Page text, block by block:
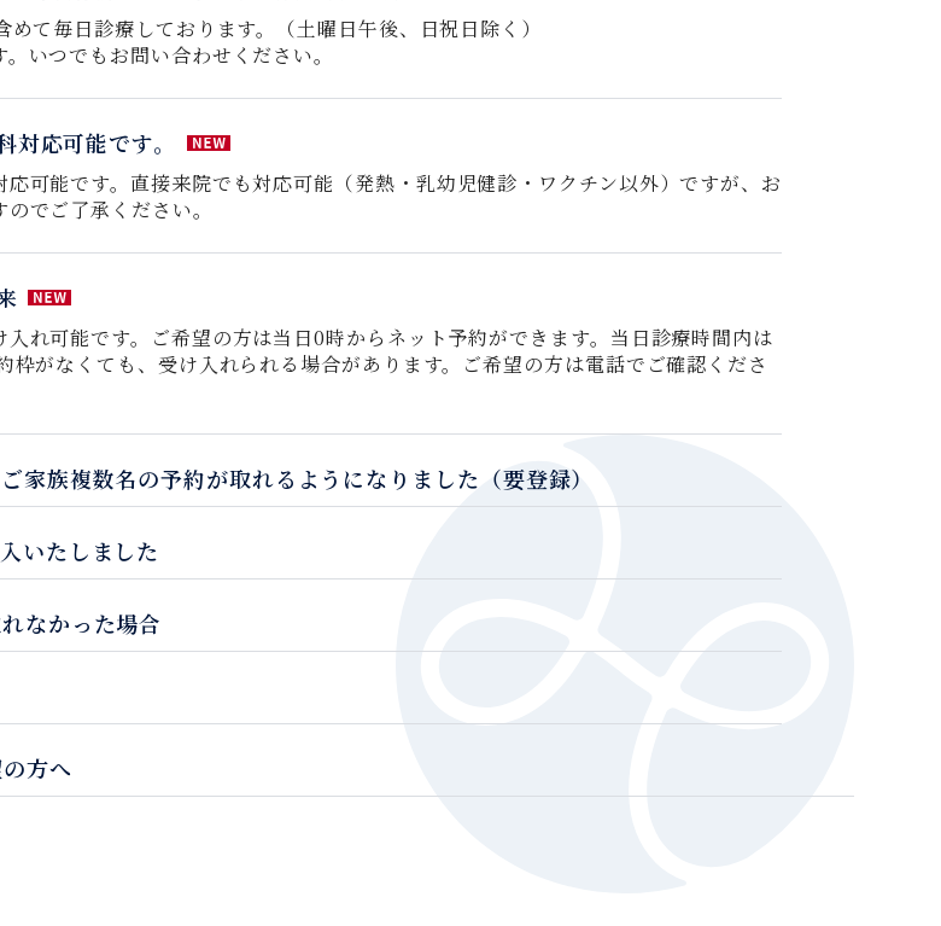
て毎日診療しております。（土曜日午後、日祝日除く）
いつでもお問い合わせください。
応可能です。
可能です。直接来院でも対応可能（発熱・乳幼児健診・ワクチン以外）ですが、お
でご了承ください。
れ可能です。ご希望の方は当日0時からネット予約ができます。当日診療時間内は
枠がなくても、受け入れられる場合があります。ご希望の方は電話でご確認くださ
家族複数名の予約が取れるようになりました（要登録）
いたしました
なかった場合
方へ